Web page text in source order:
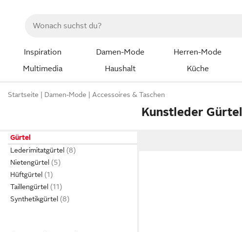
Inspiration Damen-Mode Herren-Mode
Multimedia
Haushalt Küche
Startseite Damen-Mode Accessoires & Taschen
Kunstleder Gürtel
Gürtel
Lederimitatgürtel
Nietengürtel
Hüftgürtel
Taillengürtel
Synthetikgürtel